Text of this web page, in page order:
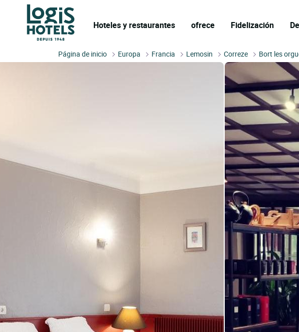
Hoteles y restaurantes ofrece Fidelización
Página de inicio Europa Francia Lemosin Correze Bort les